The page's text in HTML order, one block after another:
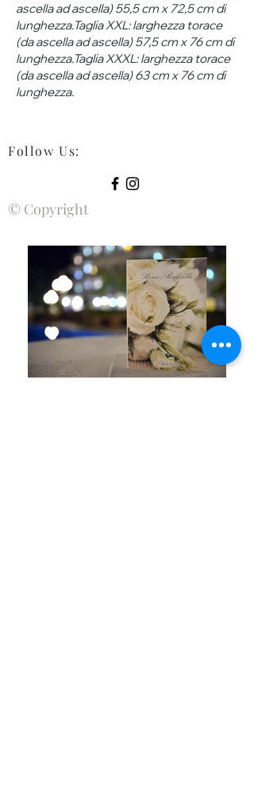
ascella ad ascella) 55,5 cm x 72,5 cm di
lunghezza.Taglia XXL: larghezza torace
(da ascella ad ascella) 57,5 ​​cm x 76 cm di
lunghezza.Taglia XXXL: larghezza torace
(da ascella ad ascella) 63 ​​cm x 76 cm di
lunghezza.
Follow Us:
© Copyright